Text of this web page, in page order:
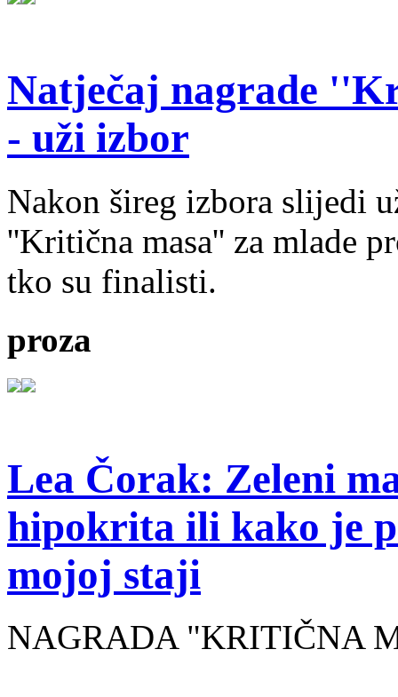
Natječaj nagrade
- uži izbor
Nakon šireg izbora slijedi
''Kritična masa'' za mlade
tko su finalisti.
proza
Lea Čorak: Zeleni
hipokrita ili kako je
mojoj staji
NAGRADA "KRITIČNA